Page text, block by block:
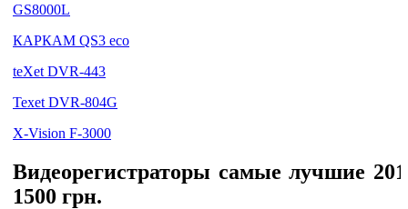
GS8000L
КАРКАМ QS3 eco
teXet DVR-443
Texet DVR-804G
X-Vision F-3000
Видеорегистраторы самые лучшие
1500 грн.